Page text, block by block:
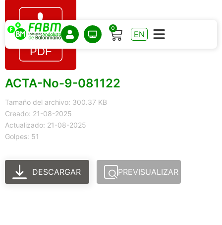
0
EN
ACTA-No-9-081122
Tamaño del archivo: 300.37 KB
Creado: 21-08-2025
Actualizado: 21-08-2025
Golpes: 51
DESCARGAR PREVISUALIZAR